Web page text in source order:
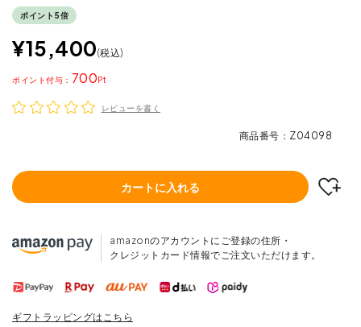
ポイント5倍
¥15,400 税込
700
ポイント
レビューを書く
商品番号 Z04098
カートに入れる
amazonのアカウントにご登録の住所・
クレジットカード情報でご注文いただけます。
ギフトラッピングはこちら